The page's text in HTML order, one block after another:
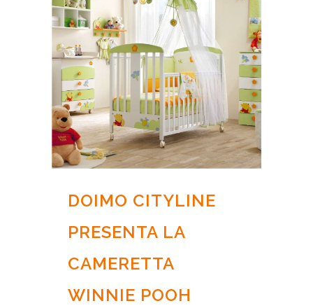
DOIMO CITYLINE
PRESENTA LA
CAMERETTA
WINNIE POOH